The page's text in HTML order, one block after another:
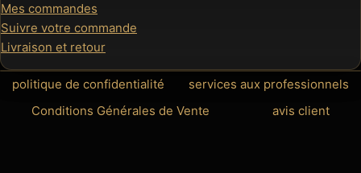
Mes commandes
Suivre votre commande
Livraison et retour
politique de confidentialité
services aux professionnels
Conditions Générales de Vente
avis client